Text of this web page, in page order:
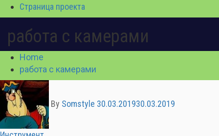
Страница проекта
работа с камерами
Home
работа с камерами
By Somstyle 30.03.201930.03.2019